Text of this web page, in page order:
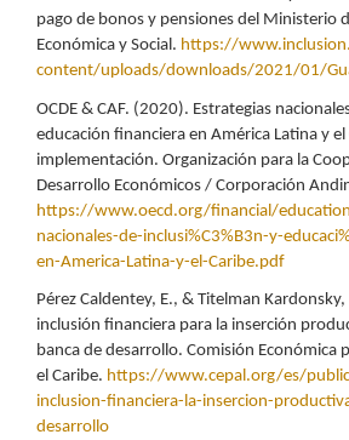
pago de bonos y pensiones del Ministerio
Económica y Social. https://
content/uploads/downloads/2021/01/
OCDE & CAF. (2020). Estrategias
educación financiera en América Latina y el
implementación. Organización para la
Desarrollo Económicos / Corporación
https://www.oecd.org/financial/
nacionales-de-inclusi%C3%B3n-y-
en-America-Latina-y-el-Caribe.pdf
Pérez Caldentey, E., & Titelman
inclusión financiera para la inserción
banca de desarrollo. Comisión Económica
el Caribe. https://www.cepal.org/es/
inclusion-financiera-la-insercion-
desarrollo